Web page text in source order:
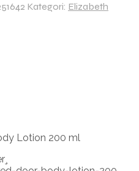
Kategori: Elizabeth
Lotion 200 ml